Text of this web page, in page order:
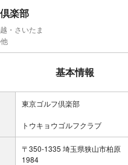
楽部
・さいたま
基本情報
東京ゴルフ倶楽部
トウキョウゴルフクラブ
〒350-1335 埼玉県狭山市柏原
1984